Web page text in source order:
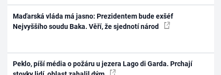
Maďarská vláda má jasno: Prezidentem bude exšéf
Nejvyššího soudu Baka. Věří, že sjednotí národ
Peklo, píší média o požáru u jezera Lago di Garda. Prchají